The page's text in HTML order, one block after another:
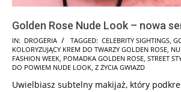
Golden Rose Nude Look – nowa
2025-
07-
16
IN: DROGERIA TAGGED: CELEBRITY SIGHTINGS
KOLORYZUJĄCY KREM DO TWARZY GOLDEN ROSE
FASHION WEEK POMADKA GOLDEN ROSE STREET
DO POWIEM NUDE LOOK Z ŻYCIA GWIAZD
Uwielbiasz subtelny makijaż, który